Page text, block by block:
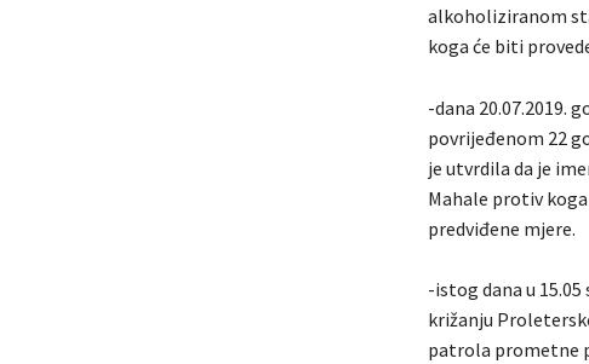
alkoholiziranom
koga će biti
-dana 20.07.2019.
povrijeđenom 22
je utvrdila da je
Mahale protiv
predviđene mjere.
-istog dana u
križanju
patrola prometne